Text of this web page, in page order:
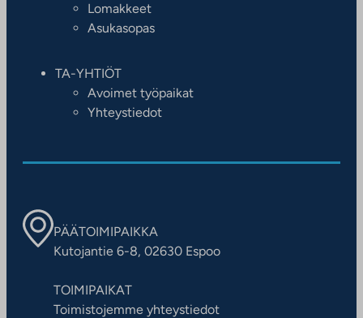
Lomakkeet
Asukasopas
TA-YHTIÖT
Avoimet työpaikat
Yhteystiedot
PÄÄTOIMIPAIKKA
Kutojantie 6-8, 02630 Espoo
TOIMIPAIKAT
Toimistojemme yhteystiedot